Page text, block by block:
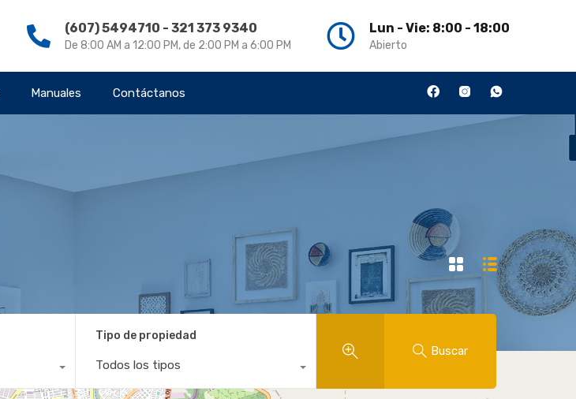
(607) 5494710 - 321 373 9340
De 8:00 AM a 12:00 PM, de 2:00 PM a 6:00 PM
Lun - Vie: 8:00 - 18:00
Abierto
Manuales Contáctanos
Tipo de propiedad
Todos los tipos
Buscar